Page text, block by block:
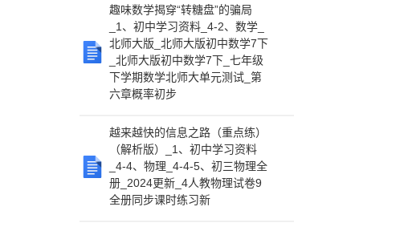
趣味数学揭穿“转糖盘”的骗局
_1、初中学习资料_4-2、数学_
北师大版_北师大版初中数学7下
_北师大版初中数学7下_七年级
下学期数学北师大单元测试_第
六章概率初步
越来越快的信息之路（重点练）
（解析版）_1、初中学习资料
_4-4、物理_4-4-5、初三物理全
册_2024更新_4人教物理试卷9
全册同步课时练习新